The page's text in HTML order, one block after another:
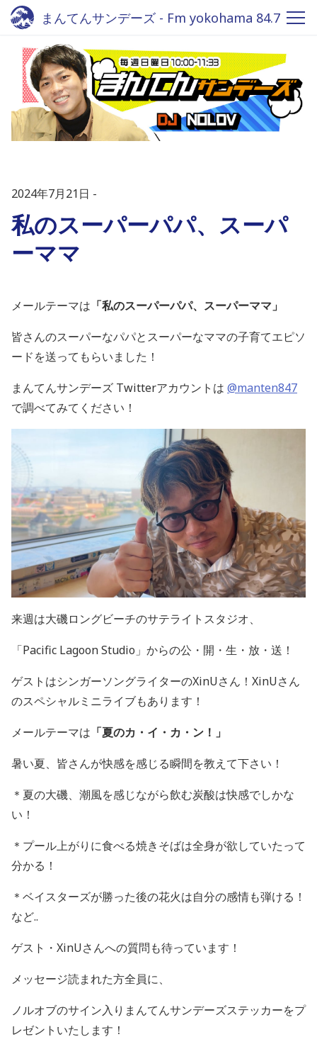
まんてんサンデーズ - Fm yokohama 84.7
2024年7月21日
私のスーパーパパ、スーパ
ーママ
メールテーマは 「私のスーパーパパ、スーパーママ 」
皆さんのスーパーなパパとスーパーなママの子育てエピソ
ードを送ってもらいました！
まんてんサンデーズ Twitterアカウントは @manten847
で調べてみてください！
来週は大磯ロングビーチのサテライトスタジオ、
「Pacific Lagoon Studio 」からの公・開・生・放・送！
ゲストはシンガーソングライターのXinUさん！ XinUさん
のスペシャルミニライブもあります！
メールテーマは 「夏のカ・イ・カ・ン！」
暑い夏、 皆さんが快感を感じる瞬間を教えて下さい！
＊夏の大磯、潮風を感じながら飲む炭酸は快感でしかな
い！
＊プール上がりに食べる焼きそばは全身が欲していたって
分かる！
＊ベイスターズが勝った後の花火は自分の感情も弾ける！
など..
ゲスト・ XinUさんへの質問も待っています！
メッセージ読まれた方全員に、
ノルオブのサイン入り まんてんサンデーズステッカーをプ
レゼントいたします！